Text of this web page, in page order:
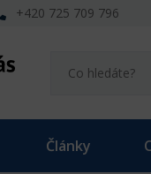
+420 725 709 796
Články